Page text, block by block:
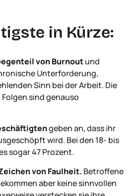
in Kürze:
von Burnoutund
Unterforderung,
Sinn bei der Arbeit. Die
sind genauso
geben an, dass ihr
wird. Bei den 18- bis
sogar 47 Prozent.
von Faulheit. Betroffene
aber keine sinnvollen